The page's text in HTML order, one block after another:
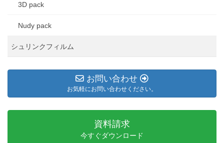
3D pack
Nudy pack
シュリンクフィルム
お問い合わせ
お気軽にお問い合わせください。
資料請求
今すぐダウンロード